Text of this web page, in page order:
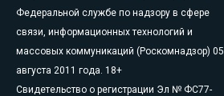
Федеральной службе по надзору в сфере
связи, информационных технологий и
массовых коммуникаций (Роскомнадзор) 05
августа 2011 года. 18+
Свидетельство о регистрации Эл № ФС77-